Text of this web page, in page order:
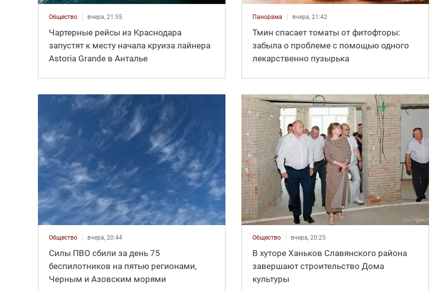
Общество вчера, 21:55
Чартерные рейсы из Краснодара
запустят к месту начала круиза лайнера
Astoria Grande в Анталье
Панорама вчера, 21:42
Тмин спасает томаты от фитофторы:
забыла о проблеме с помощью одного
лекарственно пузырька
Общество вчера, 20:44
Силы ПВО сбили за день 75
беспилотников на пятью регионами,
Черным и Азовским морями
Общество вчера, 20:25
В хуторе Ханьков Славянского района
завершают строительство Дома
культуры